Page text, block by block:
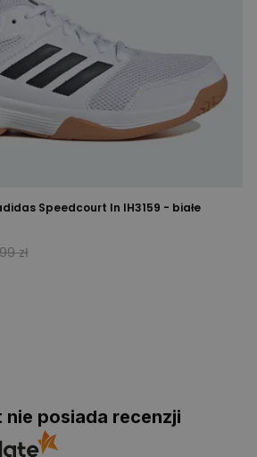
Speedcourt In IH3159 - białe
zł
nie posiada recenzji